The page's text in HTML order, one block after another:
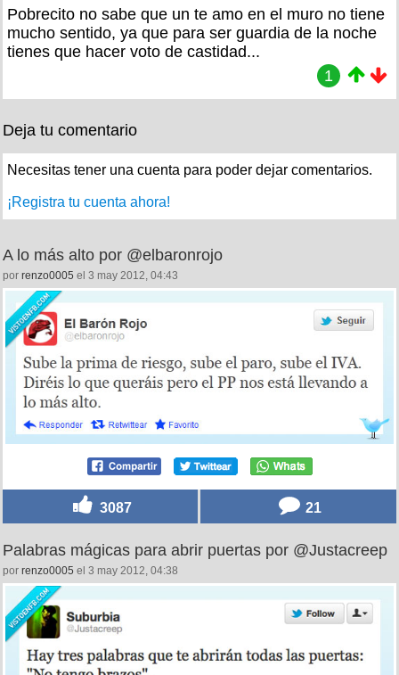
Pobrecito no sabe que un te amo en el muro no tiene
mucho sentido, ya que para ser guardia de la noche
tienes que hacer voto de castidad...
1
Deja tu comentario
Necesitas tener una cuenta para poder dejar comentarios.
¡Registra tu cuenta ahora!
A lo más alto por @elbaronrojo
por renzo0005 el 3 may 2012, 04:43
3087 21
Palabras mágicas para abrir puertas por @Justacreep
por renzo0005 el 3 may 2012, 04:38